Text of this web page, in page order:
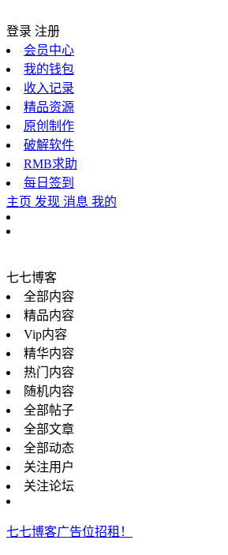
登录 注册
会员中心
我的钱包
收入记录
精品资源
原创制作
破解软件
RMB求助
每日签到
主页 发现 消息 我的
七七博客
全部内容
精品内容
Vip内容
精华内容
热门内容
随机内容
全部帖子
全部文章
全部动态
关注用户
关注论坛
七七博客广告位招租！